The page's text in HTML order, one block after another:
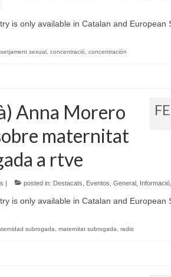
is only available in Catalan and European
sexual, concentració concentración
Anna Morero
maternitat
a rtve
| posted in: Destacats Eventos General, Informació,
is only available in Catalan and European
subrogada maternitat subrogada radio